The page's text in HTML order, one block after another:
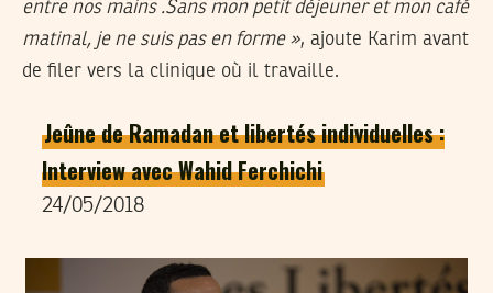
entre nos mains .Sans mon petit déjeuner et mon café
matinal, je ne suis pas en forme », ajoute Karim avant
de filer vers la clinique où il travaille.
Jeûne de Ramadan et libertés individuelles :
Interview avec Wahid Ferchichi
24/05/2018